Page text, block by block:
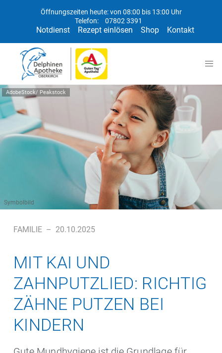
Öffnungszeiten heute: von 08:00 bis 13:00 Uhr
Telefon:
07802 3391
Notdienst Rezept einlösen Shop Kontakt
AdobeStock/ Peakstock
Symbolbild
FAMILIE – 20.10.2025
MIT KAI UND
ZAHNPUTZLIED: RICHTIG
ZÄHNE PUTZEN BEI
KINDERN